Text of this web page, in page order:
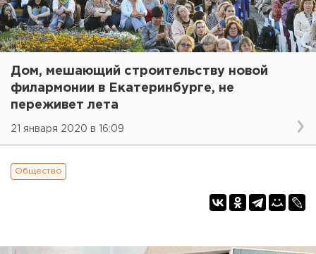
Дом, мешающий строительству новой
филармонии в Екатеринбурге, не
переживет лета
21 января 2020 в 16:09
Общество